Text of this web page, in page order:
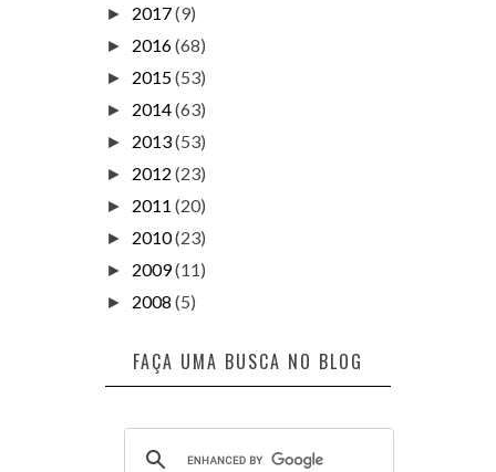
► 2017(9)
► 2016(68)
► 2015(53)
► 2014(63)
► 2013(53)
► 2012 (23)
► 2011 (20)
► 2010(23)
► 2009(11)
► 2008 (5)
FAÇA UMA BUSCA NO BLOG